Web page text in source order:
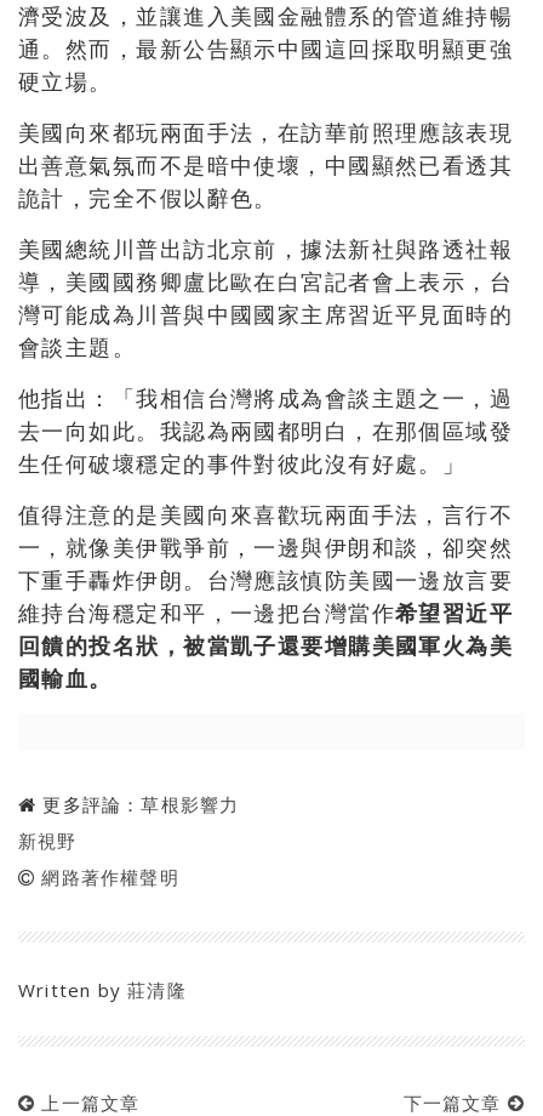
濟受波及，並讓進入美國金融體系的管道維持暢
通。然而，最新公告顯示中國這回採取明顯更強
硬立場。
美國向來都玩兩面手法，在訪華前照理應該表現
出善意氣氛而不是暗中使壞，中國顯然已看透其
詭計，完全不假以辭色。
美國總統川普出訪北京前，據法新社與路透社報
導，美國國務卿盧比歐在白宮記者會上表示，台
灣可能成為川普與中國國家主席習近平見面時的
會談主題。
他指出：「我相信台灣將成為會談主題之一，過
去一向如此。我認為兩國都明白，在那個區域發
生任何破壞穩定的事件對彼此沒有好處。」
值得注意的是美國向來喜歡玩兩面手法，言行不
一，就像美伊戰爭前，一邊與伊朗和談，卻突然
下重手轟炸伊朗。台灣應該慎防美國一邊放言要
維持台海穩定和平，一邊把台灣當作希望習近平
回饋的投名狀，被當凱子還要增購美國軍火為美
國輸血。
更多評論：草根影響力
新視野
網路著作權聲明
Written by莊清隆
上一篇文章
下一篇文章